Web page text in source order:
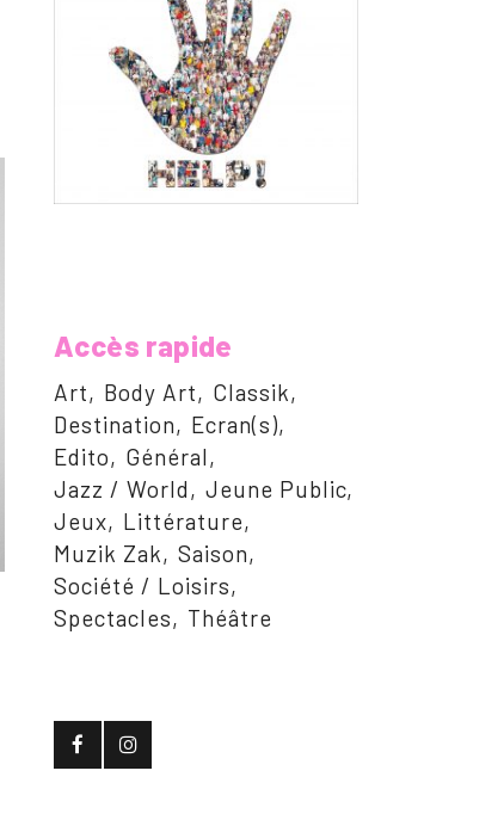
Accès rapide
Art Body Art
Classik
Destination
Ecran(s)
Edito
Général
Jazz / World
Jeune Public
Jeux
Littérature
Muzik Zak
Saison
Société / Loisirs
Spectacles
Théâtre